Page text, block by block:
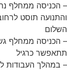
והתנועה תוסט
השלום
תתאפשר כרגיל
– במהלך העבודות